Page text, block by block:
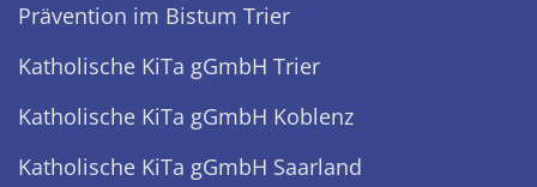
Prävention im Bistum Trier
Katholische KiTa gGmbH Trier
Katholische KiTa gGmbH Koblenz
Katholische KiTa gGmbH Saarland